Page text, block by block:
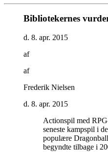
Bibliotekernes
d. 8. apr. 2015
af
af
Frederik Nielsen
d. 8. apr. 2015
Actionspil med
seneste kampspil i
populære
begyndte tilbage i